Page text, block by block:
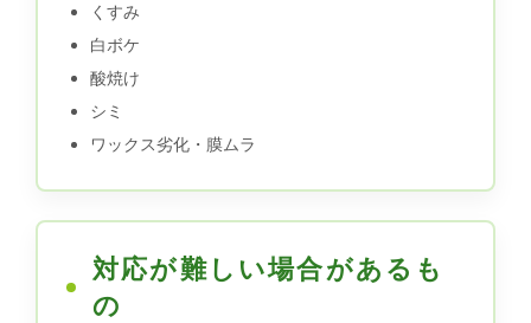
くすみ
白ボケ
酸焼け
シミ
ワックス劣化・膜ムラ
対応が難しい場合があるも
の